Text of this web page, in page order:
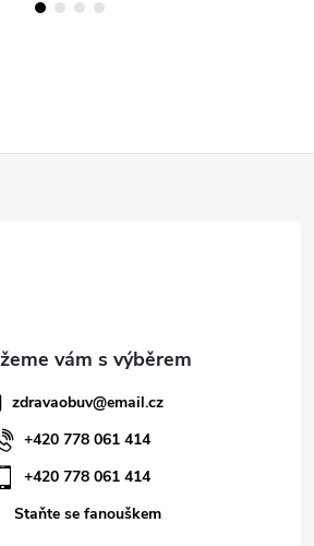
zdravaobuv@email.cz
+420 778 061 414
+420 778 061 414
Staňte se fanouškem